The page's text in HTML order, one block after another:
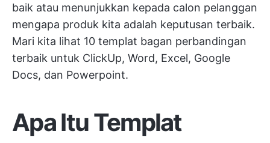
baik atau menunjukkan kepada calon pelanggan
mengapa produk kita adalah keputusan terbaik.
Mari kita lihat 10 templat bagan perbandingan
terbaik untuk ClickUp, Word, Excel, Google
Docs, dan Powerpoint.
Apa Itu Templat